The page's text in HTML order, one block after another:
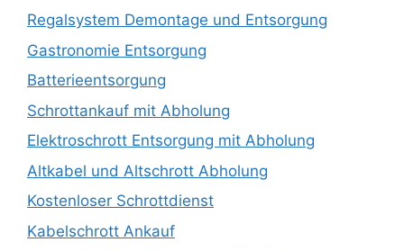
Regalsystem Demontage und Entsorgung
Gastronomie Entsorgung
Batterieentsorgung
Schrottankauf mit Abholung
Elektroschrott Entsorgung mit Abholung
Altkabel und Altschrott Abholung
Kostenloser Schrottdienst
Kabelschrott Ankauf